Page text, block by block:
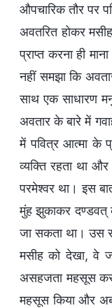
औपचारिक तौर पर
अवतरित होकर
प्राप्त करना ही
नहीं समझा कि
साथ एक साधारण
अवतार के बारे में
में पवित्र आत्मा के
व्यक्ति रहता था
परमेश्वर था। इस
मुंह झुकाकर दण्डवत्
जा सकता था। उस
मसीह को देखा, वे
असहजता महसूस
महसूस किया और अब